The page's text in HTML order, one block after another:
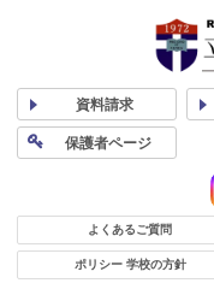
資料請求
保護者ページ
よくあるご質問
ポリシー 学校の方針